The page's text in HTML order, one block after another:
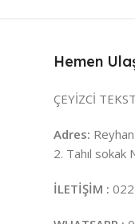
Hemen
ÇEYİZCİ
Adres:
2. Tahıl sokak
İLETİŞİM :